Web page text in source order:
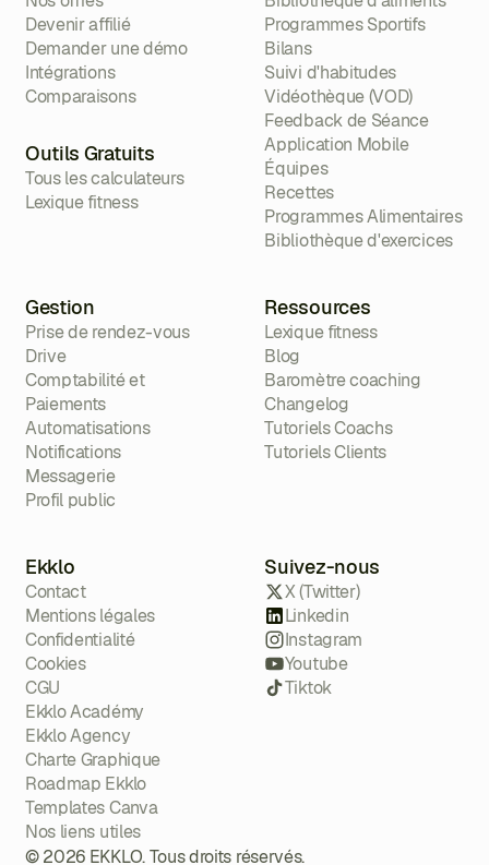
Devenir affilié
Demander une démo
Intégrations
Comparaisons
Outils Gratuits
Tous les calculateurs
Lexique fitness
Programmes Sportifs
Bilans
Suivi d'habitudes
Vidéothèque (VOD)
Feedback de Séance
Application Mobile
Équipes
Recettes
Programmes Alimentaires
Bibliothèque d'exercices
Gestion
Prise de rendez-vous
Drive
Comptabilité et
Paiements
Automatisations
Notifications
Messagerie
Profil public
Ressources
Lexique fitness
Blog
Baromètre coaching
Changelog
Tutoriels Coachs
Tutoriels Clients
Ekklo
Contact
Mentions légales
Confidentialité
Cookies
CGU
Ekklo Académy
Ekklo Agency
Charte Graphique
Roadmap Ekklo
Templates Canva
Nos liens utiles
Suivez-nous
X (Twitter)
Linkedin
Instagram
Youtube
Tiktok
© 2026 EKKLO. Tous droits réservés.